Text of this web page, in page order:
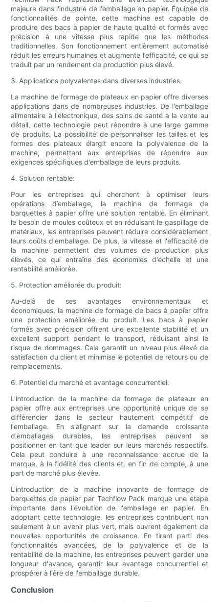
majeure dans l'industrie de l'emballage en papier. Équipée de
fonctionnalités de pointe, cette machine est capable de
produire des bacs à papier de haute qualité et formés avec
précision à une vitesse plus rapide que les méthodes
traditionnelles. Son fonctionnement entièrement automatisé
réduit les erreurs humaines et augmente l’efficacité, ce qui se
traduit par un rendement de production plus élevé.
3. Applications polyvalentes dans diverses industries:
La machine de formage de plateaux en papier offre diverses
applications dans de nombreuses industries. De l'emballage
alimentaire à l'électronique, des soins de santé à la vente au
détail, cette technologie peut répondre à une large gamme
de produits. La possibilité de personnaliser les tailles et les
formes des plateaux élargit encore la polyvalence de la
machine, permettant aux entreprises de répondre aux
exigences spécifiques d'emballage de leurs produits.
4. Solution rentable:
Pour les entreprises qui cherchent à optimiser leurs
opérations d’emballage, la machine de formage de
barquettes à papier offre une solution rentable. En éliminant
le besoin de moules coûteux et en réduisant le gaspillage de
matériaux, les entreprises peuvent réduire considérablement
leurs coûts d'emballage. De plus, la vitesse et l'efficacité de
la machine permettent des volumes de production plus
élevés, ce qui entraîne des économies d'échelle et une
rentabilité améliorée.
5. Protection améliorée du produit:
Au-delà de ses avantages environnementaux et
économiques, la machine de formage de bacs à papier offre
une protection améliorée du produit. Les bacs à papier
formés avec précision offrent une excellente stabilité et un
excellent support pendant le transport, réduisant ainsi le
risque de dommages. Cela garantit un niveau plus élevé de
satisfaction du client et minimise le potentiel de retours ou de
remplacements.
6. Potentiel du marché et avantage concurrentiel:
L'introduction de la machine de formage de plateaux en
papier offre aux entreprises une opportunité unique de se
différencier dans le secteur hautement compétitif de
l'emballage. En s'alignant sur la demande croissante
d'emballages durables, les entreprises peuvent se
positionner en tant que leader sur leurs marchés respectifs.
Cela peut conduire à une reconnaissance accrue de la
marque, à la fidélité des clients et, en fin de compte, à une
part de marché plus élevée.
L'introduction de la machine innovante de formage de
barquettes de papier par Techflow Pack marque une étape
importante dans l'évolution de l'emballage en papier. En
adoptant cette technologie, les entreprises contribuent non
seulement à un avenir plus vert, mais ouvrent également de
nouvelles opportunités de croissance. En tirant parti des
fonctionnalités avancées, de la polyvalence et de la
rentabilité de la machine, les entreprises peuvent garder une
longueur d'avance, garantir leur avantage concurrentiel et
prospérer à l'ère de l'emballage durable.
Conclusion